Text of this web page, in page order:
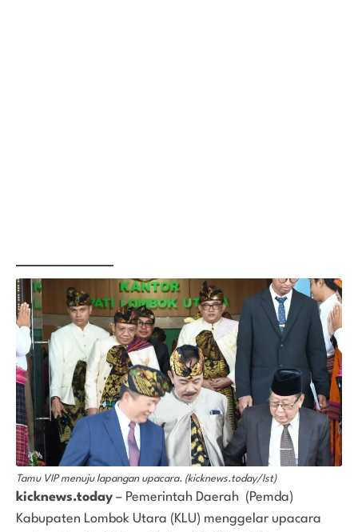
Tamu VIP menuju lapangan upacara. (kicknews.today/Ist)
kicknews.today – Pemerintah Daerah (Pemda)
Kabupaten Lombok Utara (KLU) menggelar upacara